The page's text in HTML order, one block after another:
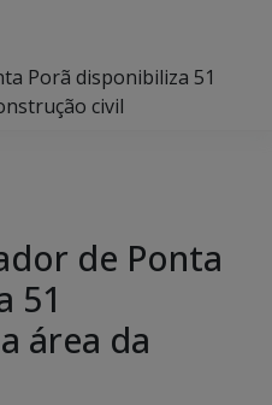
Porã disponibiliza 51
civil
de Ponta
51
área da